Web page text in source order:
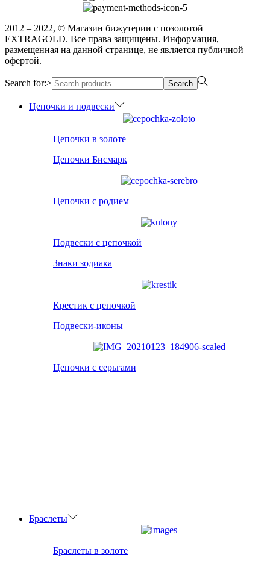
2012 – 2022, © Магазин бижутерии с позолотой
EXTRAGOLD. Все права защищены. Информация,
размещенная на данной странице, не является публичной
офертой.
Search for:> Search
Цепочки и подвески
Цепочки в золоте
Цепочки Бисмарк
Цепочки с родием
Подвески с цепочкой
Знаки зодиака
Крестик с цепочкой
Подвески-иконы
Цепочки с серьгами
Браслеты
Браслеты в золоте